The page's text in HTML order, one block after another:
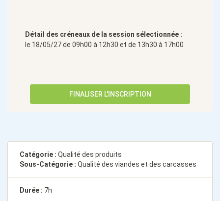
Détail des créneaux de la session sélectionnée :
le 18/05/27 de 09h00 à 12h30 et de 13h30 à 17h00
FINALISER L'INSCRIPTION
Catégorie : Qualité des produits
Sous-Catégorie : Qualité des viandes et des carcasses
Durée : 7h